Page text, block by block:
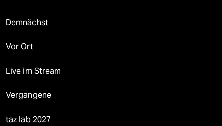
Demnächst
Vor Ort
Live im Stream
Vergangene
taz lab 2027